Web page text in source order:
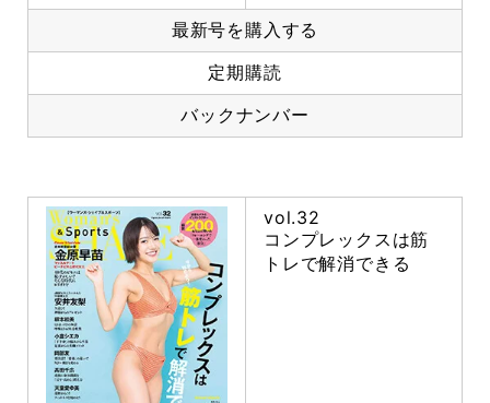
最新号を購入する
定期購読
バックナンバー
vol.32
コンプレックスは筋
トレで解消できる